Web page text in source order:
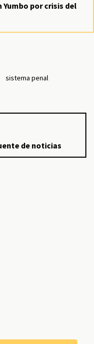
por crisis del
sistema penal
de noticias